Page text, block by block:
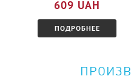
609 UAH
ПОДРОБНЕЕ